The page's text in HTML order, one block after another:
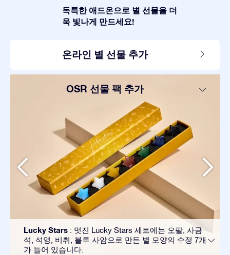
독특한 애드온으로 별 선물을 더
욱 빛나게 만드세요!
온라인 별 선물 추가
OSR 선물 팩 추가
Lucky Stars : 멋진 Lucky Stars 세트에는 오팔, 사금
석, 석영, 비취, 블루 사암으로 만든 별 모양의 수정 7개
가 들어 있습니다.